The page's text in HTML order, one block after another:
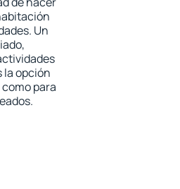
Un
la opción
para